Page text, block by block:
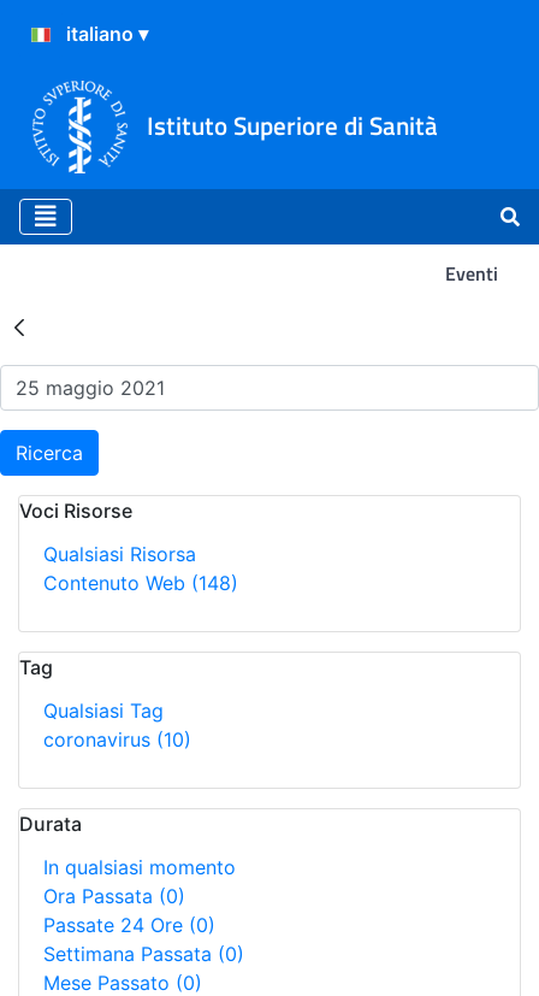
Istituto Superiore di Sanità
Eventi
Risultati della Ricerca -
Ricerca
Voci Risorse
Qualsiasi Risorsa
Contenuto Web (148)
Tag
Qualsiasi Tag
coronavirus (10)
Durata
In qualsiasi momento
Ora Passata (0)
Passate 24 Ore (0)
Settimana Passata (0)
Mese Passato (0)